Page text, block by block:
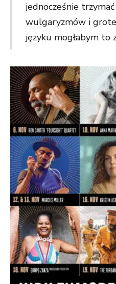
jednocześnie
wulgaryzmów i
języku mogłabym to